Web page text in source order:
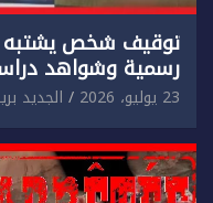
توقيف شخص يشتبه
رسمية وشواهد
مادي.
23 يوليو، 2026 الجديد